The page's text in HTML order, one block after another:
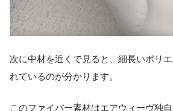
次に中材を近くで見ると、細長いポリ
れているのが分かります。
このファイバー素材はエアウィーヴ独